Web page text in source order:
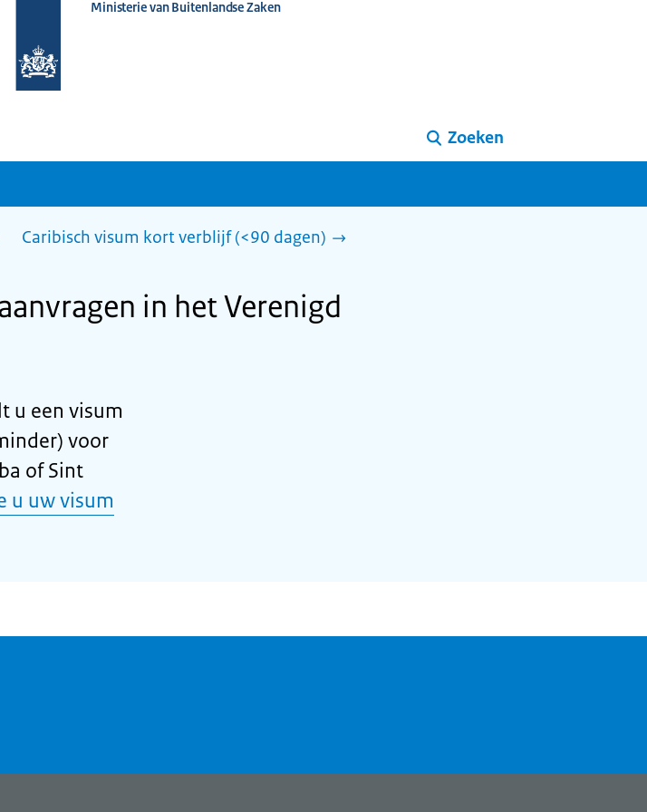
Ministerie van Buitenlandse Zaken
Zoeken
Caribisch visum kort verblijf (<90 dagen)
in het Verenigd
u een visum
voor
of Sint
u uw visum